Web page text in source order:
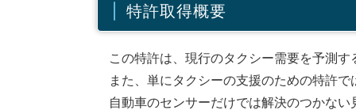
特許取得概要
この特許は、現行のタクシー需要を予測
また、単にタクシーの支援のための特許
自動車のセンサーだけでは解決のつかな